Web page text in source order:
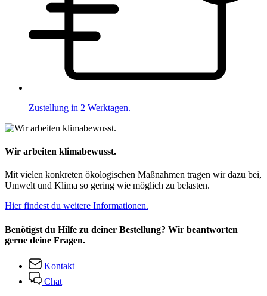
Zustellung in 2 Werktagen.
Wir arbeiten klimabewusst.
Mit vielen konkreten ökologischen Maßnahmen tragen wir dazu bei,
Umwelt und Klima so gering wie möglich zu belasten.
Hier findest du weitere Informationen.
Benötigst du Hilfe zu deiner Bestellung? Wir beantworten
gerne deine Fragen.
Kontakt
Chat